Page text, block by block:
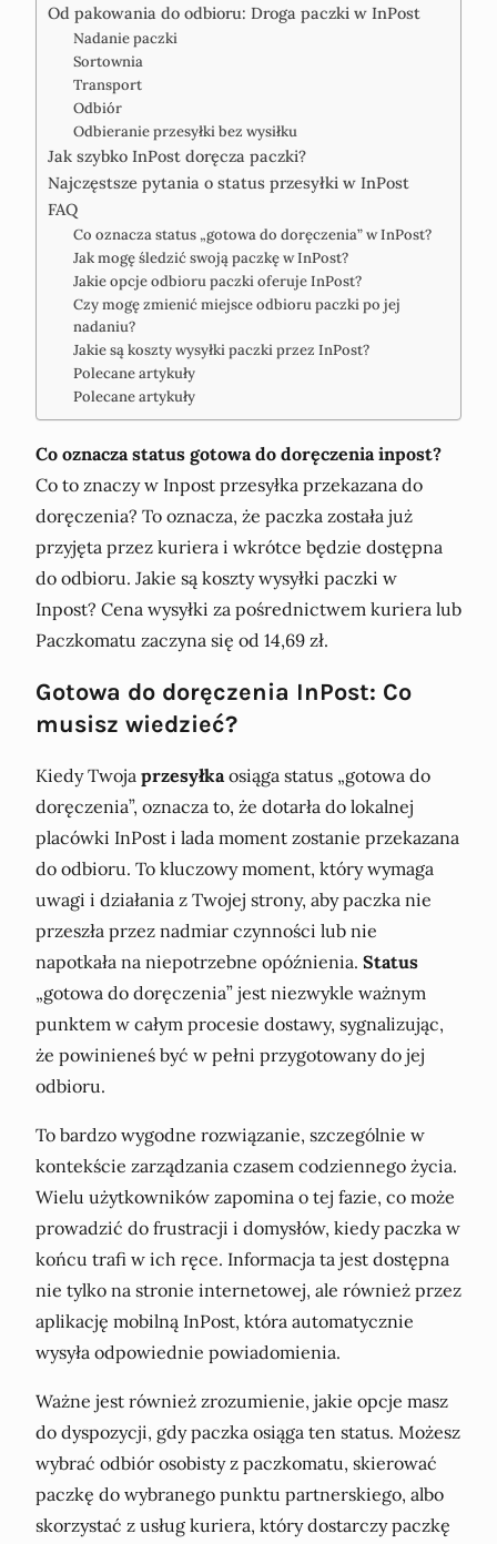
Od pakowania do odbioru: Droga paczki w InPost
Nadanie paczki
Sortownia
Transport
Odbiór
Odbieranie przesyłki bez wysiłku
Jak szybko InPost doręcza paczki?
Najczęstsze pytania o status przesyłki w InPost
FAQ
Co oznacza status „gotowa do doręczenia” w InPost?
Jak mogę śledzić swoją paczkę w InPost?
Jakie opcje odbioru paczki oferuje InPost?
Czy mogę zmienić miejsce odbioru paczki po jej
nadaniu?
Jakie są koszty wysyłki paczki przez InPost?
Polecane artykuły
Polecane artykuły
Co oznacza status gotowa do doręczenia inpost?
Co to znaczy w Inpost przesyłka przekazana do
doręczenia? To oznacza, że paczka została już
przyjęta przez kuriera i wkrótce będzie dostępna
do odbioru. Jakie są koszty wysyłki paczki w
Inpost? Cena wysyłki za pośrednictwem kuriera lub
Paczkomatu zaczyna się od 14,69 zł.
Gotowa do doręczenia InPost: Co
musisz wiedzieć?
Kiedy Twoja przesyłkaosiąga status „gotowa do
doręczenia”, oznacza to, że dotarła do lokalnej
placówki InPost i lada moment zostanie przekazana
do odbioru. To kluczowy moment, który wymaga
uwagi i działania z Twojej strony, aby paczka nie
przeszła przez nadmiar czynności lub nie
napotkała na niepotrzebne opóźnienia. Status
„gotowa do doręczenia” jest niezwykle ważnym
punktem w całym procesie dostawy, sygnalizując,
że powinieneś być w pełni przygotowany do jej
odbioru.
To bardzo wygodne rozwiązanie, szczególnie w
kontekście zarządzania czasem codziennego życia.
Wielu użytkowników zapomina o tej fazie, co może
prowadzić do frustracji i domysłów, kiedy paczka w
końcu trafi w ich ręce. Informacja ta jest dostępna
nie tylko na stronie internetowej, ale również przez
aplikację mobilną InPost, która automatycznie
wysyła odpowiednie powiadomienia.
Ważne jest również zrozumienie, jakie opcje masz
do dyspozycji, gdy paczka osiąga ten status. Możesz
wybrać odbiór osobisty z paczkomatu, skierować
paczkę do wybranego punktu partnerskiego, albo
skorzystać z usług kuriera, który dostarczy paczkę